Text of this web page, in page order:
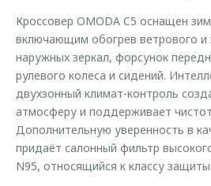
Кроссовер OMODA C5 оснащен
включающим обогрев ветрового и
наружных зеркал, форсунок
рулевого колеса и сидений.
двухзонный климат-контроль
атмосферу и поддерживает
Дополнительную уверенность в
придаёт салонный фильтр
N95, относящийся к классу защиты